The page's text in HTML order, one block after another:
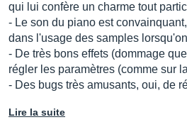
qui lui confère un charme tout
- Le son du piano est
dans l'usage des samples
- De très bons effets (dommage
régler les paramètres (comme sur la
- Des bugs très amusants, oui, de
Lire la suite